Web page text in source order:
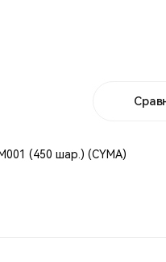
(450 шар.) (CYMA)